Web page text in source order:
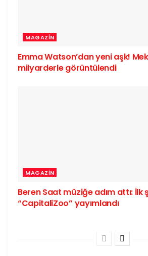
MAGAZIN
Emma Watson’dan yeni aşk!
milyarderle görüntülendi
MAGAZIN
Beren Saat müziğe adım attı: İlk
“CapitaliZoo” yayımlandı